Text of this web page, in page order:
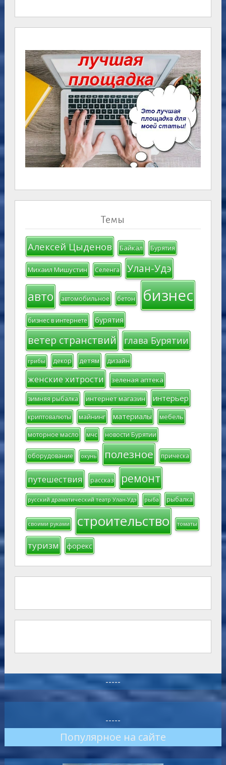
Темы
Алексей Цыденов Байкал Бурятия
Михаил Мишустин Селенга Улан-Удэ
авто автомобильное бетон бизнес
бизнес в интернете бурятия
ветер странствий глава Бурятии
грибы декор детям дизайн
женские хитрости зеленая аптека
зимняя рыбалка интернет магазин интерьер
криптовалюты майнинг материалы мебель
моторное масло мчс новости Бурятии
оборудование окунь полезное прическа
путешествия рассказ ремонт
русский драматический театр Улан-Удэ рыба рыбалка
своими руками строительство томаты
туризм форекс
-----
-----
Популярное на сайте